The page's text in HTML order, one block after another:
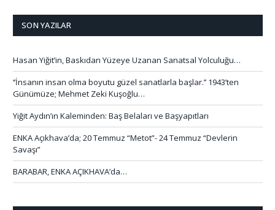
SON YAZILAR
Hasan Yiğit’in, Baskıdan Yüzeye Uzanan Sanatsal Yolculuğu…
‘’İnsanın insan olma boyutu güzel sanatlarla başlar.’’ 1943’ten
Günümüze; Mehmet Zeki Kuşoğlu…
Yiğit Aydın’ın Kaleminden: Baş Belaları ve Başyapıtları
ENKA Açıkhava’da; 20 Temmuz “Metot”- 24 Temmuz “Devlerin
Savaşı”
BARABAR, ENKA AÇIKHAVA’da…